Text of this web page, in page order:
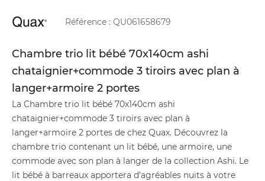
Référence : QU061658679
Chambre trio lit bébé 70x140cm ashi
chataignier+commode 3 tiroirs avec plan à
langer+armoire 2 portes
La Chambre trio lit bébé 70x140cm ashi
chataignier+commode 3 tiroirs avec plan à
langer+armoire 2 portes de chez Quax. Découvrez la
chambre trio contenant un lit bébé, une armoire, une
commode avec son plan à langer de la collection Ashi. Le
lit bébé à barreaux apportera d'agréables nuits à votre